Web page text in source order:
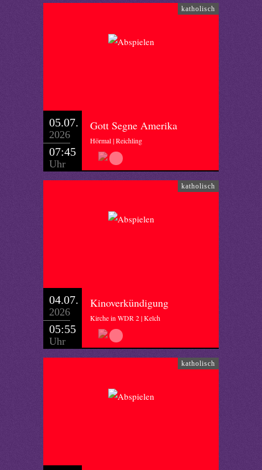
katholisch
05.07.
2026
07:45
Uhr
Gott Segne Amerika
Hörmal | Reichling
katholisch
04.07.
2026
05:55
Uhr
Kinoverkündigung
Kirche in WDR 2 | Kelch
katholisch